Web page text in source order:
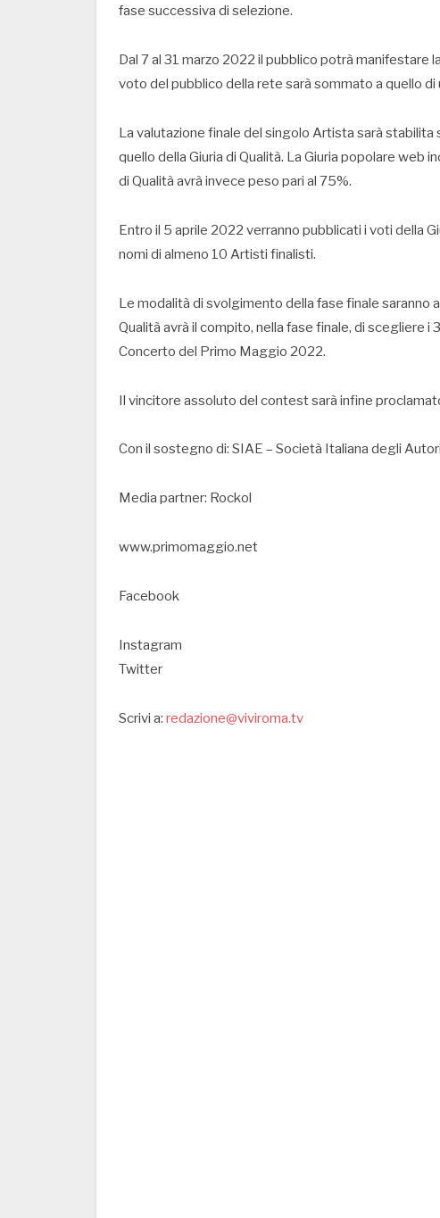
fase successiva di selezione.
Dal 7 al 31 marzo 2022 il pubblico potrà manifestare
voto del pubblico della rete sarà sommato a quello
La valutazione finale del singolo Artista sarà
quello della Giuria di Qualità. La Giuria popolare web
di Qualità avrà invece peso pari al 75%.
Entro il 5 aprile 2022 verranno pubblicati i voti della
nomi di almeno 10 Artisti finalisti.
Le modalità di svolgimento della fase finale saranno
Qualità avrà il compito, nella fase finale, di scegliere
Concerto del Primo Maggio 2022.
Il vincitore assoluto del contest sarà infine
Con il sostegno di: SIAE – Società Italiana degli
Media partner: Rockol
www.primomaggio.net
Facebook
Instagram
Twitter
Scrivi a: redazione@viviroma.tv